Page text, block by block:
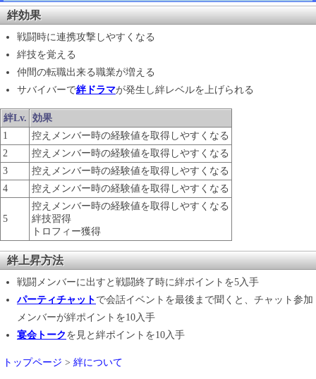
絆効果
戦闘時に連携攻撃しやすくなる
絆技を覚える
仲間の転職出来る職業が増える
サバイバーで絆ドラマが発生し絆レベルを上げられる
絆Lv. 効果
1
控えメンバー時の経験値を取得しやすくなる
2
控えメンバー時の経験値を取得しやすくなる
3
控えメンバー時の経験値を取得しやすくなる
4
控えメンバー時の経験値を取得しやすくなる
5
控えメンバー時の経験値を取得しやすくなる
絆技習得
トロフィー獲得
絆上昇方法
戦闘メンバーに出すと戦闘終了時に絆ポイントを5入手
パーティチャット で会話イベントを最後まで聞くと、チャット参加
メンバーが絆ポイントを10入手
宴会トーク を見と絆ポイントを10入手
トップページ > 絆について